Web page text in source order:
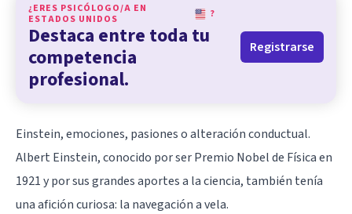
¿ERES PSICÓLOGO/A EN
ESTADOS UNIDOS
?
Destaca entre toda tu
competencia
profesional.
Registrarse
Einstein, emociones, pasiones o alteración conductual.
Albert Einstein, conocido por ser Premio Nobel de Física en
1921 y por sus grandes aportes a la ciencia, también tenía
una afición curiosa: la navegación a vela.